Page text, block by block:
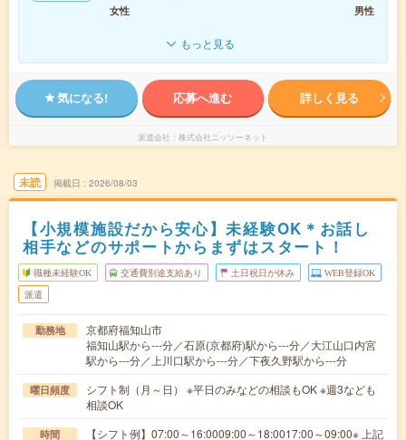
女性
男性
もっと見る
気になる! 応募へ進む 詳しく見る
派遣会社 株式会社ニッソーネット
未読 掲載日 2026/08/03
【小規模施設だから安心】未経験OK＊お話し
相手などのサポートからまずはスタート！
職種未経験OK 交通費別途支給あり 土日祝日が休み WEB登録OK
派遣
勤務地
京都府福知山市
福知山駅から---分／石原(京都府)駅から---分／大江山口内宮
駅から---分／上川口駅から---分／下夜久野駅から---分
曜日頻度
シフト制（月～日） ※平日のみなどの相談もOK ※週3なども
相談OK
時間
【シフト例】07:00～16:0009:00～18:0017:00～09:00※ 上記